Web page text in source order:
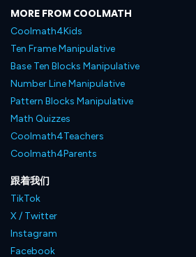
MORE FROM COOLMATH
Coolmath4Kids
Ten Frame Manipulative
Base Ten Blocks Manipulative
Number Line Manipulative
Pattern Blocks Manipulative
Math Quizzes
Coolmath4Teachers
Coolmath4Parents
跟着我们
TikTok
X / Twitter
Instagram
Facebook